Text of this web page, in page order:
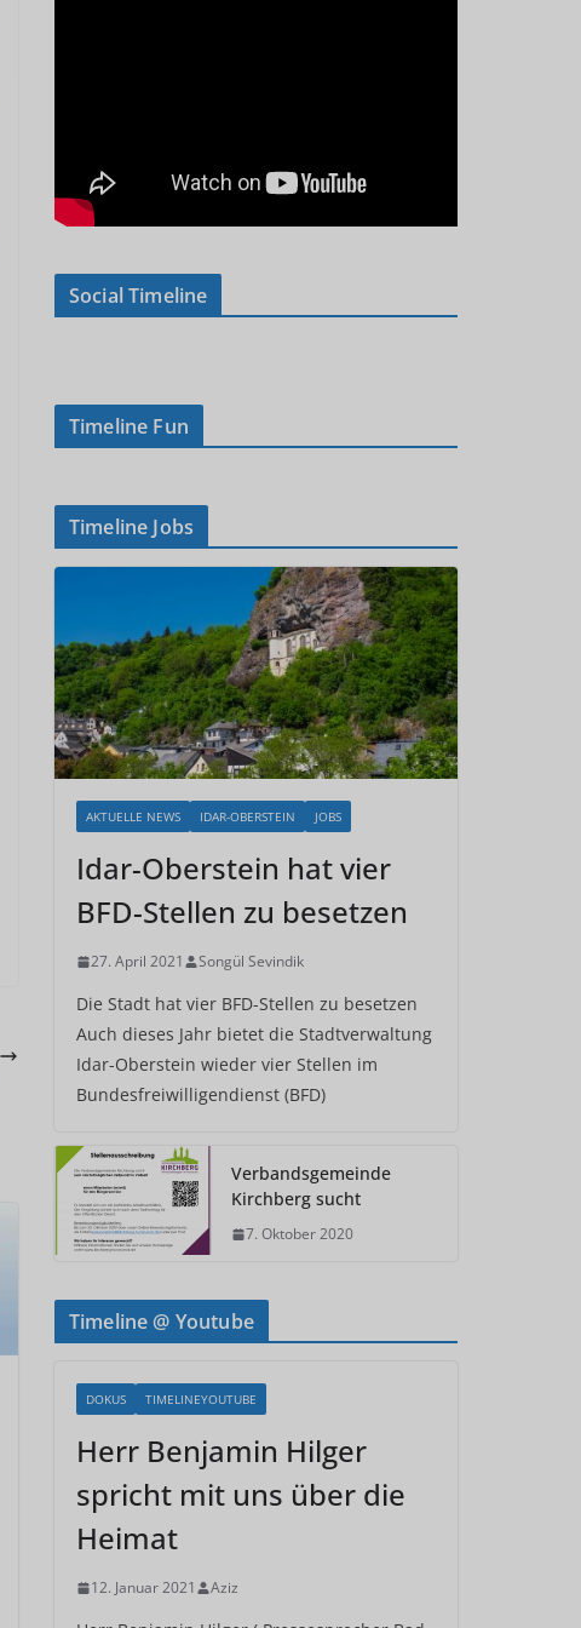
Social Timeline
Timeline Fun
Timeline Jobs
AKTUELLE NEWS IDAR-OBERSTEIN JOBS
Idar-Oberstein hat vier
BFD-Stellen zu besetzen
27. April 2021 Songül Sevindik
Die Stadt hat vier BFD-Stellen zu besetzen
Auch dieses Jahr bietet die Stadtverwaltung
Idar-Oberstein wieder vier Stellen im
Bundesfreiwilligendienst (BFD)
Verbandsgemeinde
Kirchberg sucht
7. Oktober 2020
Timeline @ Youtube
DOKUS TIMELINEYOUTUBE
Herr Benjamin Hilger
spricht mit uns über die
Heimat
12. Januar 2021 Aziz